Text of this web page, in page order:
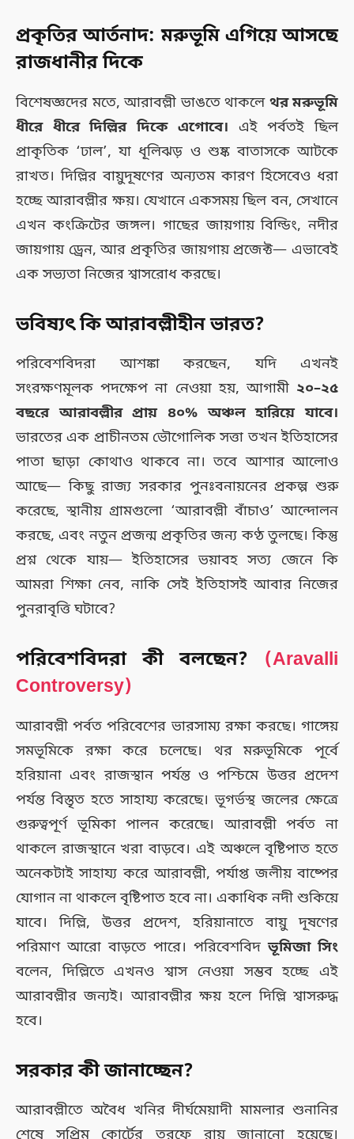
প্রকৃতির আর্তনাদ: মরুভূমি এগিয়ে আসছে
রাজধানীর দিকে
বিশেষজ্ঞদের মতে, আরাবল্লী ভাঙতে থাকলে থর মরুভূমি
ধীরে ধীরে দিল্লির দিকে এগোবে। এই পর্বতই ছিল
প্রাকৃতিক ‘ঢাল’, যা ধূলিঝড় ও শুষ্ক বাতাসকে আটকে
রাখত। দিল্লির বায়ুদূষণের অন্যতম কারণ হিসেবেও ধরা
হচ্ছে আরাবল্লীর ক্ষয়। যেখানে একসময় ছিল বন, সেখানে
এখন কংক্রিটের জঙ্গল। গাছের জায়গায় বিল্ডিং, নদীর
জায়গায় ড্রেন, আর প্রকৃতির জায়গায় প্রজেক্ট— এভাবেই
এক সভ্যতা নিজের শ্বাসরোধ করছে।
ভবিষ্যৎ কি আরাবল্লীহীন ভারত?
পরিবেশবিদরা আশঙ্কা করছেন, যদি এখনই
সংরক্ষণমূলক পদক্ষেপ না নেওয়া হয়, আগামী ২০–২৫
বছরে আরাবল্লীর প্রায় ৪০% অঞ্চল হারিয়ে যাবে।
ভারতের এক প্রাচীনতম ভৌগোলিক সত্তা তখন ইতিহাসের
পাতা ছাড়া কোথাও থাকবে না। তবে আশার আলোও
আছে— কিছু রাজ্য সরকার পুনঃবনায়নের প্রকল্প শুরু
করেছে, স্থানীয় গ্রামগুলো ‘আরাবল্লী বাঁচাও’ আন্দোলন
করছে, এবং নতুন প্রজন্ম প্রকৃতির জন্য কণ্ঠ তুলছে। কিন্তু
প্রশ্ন থেকে যায়— ইতিহাসের ভয়াবহ সত্য জেনে কি
আমরা শিক্ষা নেব, নাকি সেই ইতিহাসই আবার নিজের
পুনরাবৃত্তি ঘটাবে?
পরিবেশবিদরা কী বলছেন? (Aravalli
Controversy)
আরাবল্লী পর্বত পরিবেশের ভারসাম্য রক্ষা করছে। গাঙ্গেয়
সমভূমিকে রক্ষা করে চলেছে। থর মরুভূমিকে পূর্বে
হরিয়ানা এবং রাজস্থান পর্যন্ত ও পশ্চিমে উত্তর প্রদেশ
পর্যন্ত বিস্তৃত হতে সাহায্য করেছে। ভূগর্ভস্থ জলের ক্ষেত্রে
গুরুত্বপূর্ণ ভূমিকা পালন করেছে। আরাবল্লী পর্বত না
থাকলে রাজস্থানে খরা বাড়বে। এই অঞ্চলে বৃষ্টিপাত হতে
অনেকটাই সাহায্য করে আরাবল্লী, পর্যাপ্ত জলীয় বাষ্পের
যোগান না থাকলে বৃষ্টিপাত হবে না। একাধিক নদী শুকিয়ে
যাবে। দিল্লি, উত্তর প্রদেশ, হরিয়ানাতে বায়ু দূষণের
পরিমাণ আরো বাড়তে পারে। পরিবেশবিদভূমিজা সিং
বলেন, দিল্লিতে এখনও শ্বাস নেওয়া সম্ভব হচ্ছে এই
আরাবল্লীর জন্যই। আরাবল্লীর ক্ষয় হলে দিল্লি শ্বাসরুদ্ধ
হবে।
সরকার কী জানাচ্ছেন?
আরাবল্লীতে অবৈধ খনির দীর্ঘমেয়াদী মামলার শুনানির